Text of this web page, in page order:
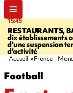
15:45
RESTAURANTS,
dix établissements
d'une suspension
d'activité
Accueil France -
Football